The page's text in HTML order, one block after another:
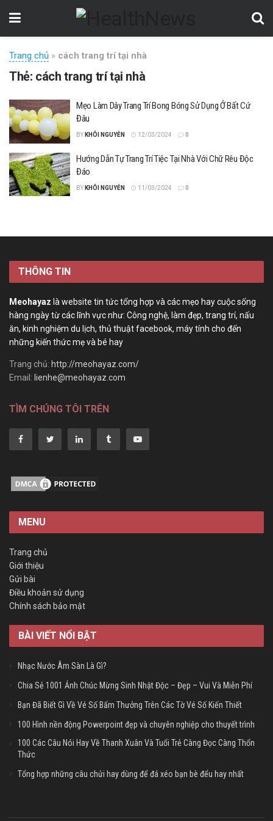
Trang chủ » cách trang trí tại nhà
Thẻ: cách trang trí tại nhà
Mẹo Làm Dây Trang Trí Bong Bóng Sử Dụng Ở Bất Cứ
Đâu
BY KHÔI NGUYỄN 12/03/2024 0
Hướng Dẫn Tự Trang Trí Tiệc Tại Nhà Với Chữ Rêu Độc
Đáo
BY KHÔI NGUYỄN 11/03/2024 0
THÔNG TIN
Meohayaz là website tin tức tổng hợp và các mẹo hay cuộc sống
hàng ngày từ các lĩnh vực như: Công nghệ, làm đẹp, trang trí, nấu
ăn, kinh nghiệm du lịch, thủ thuật facebook, máy tính cho đến
những kiến thức mẹ và bé hay
Trang chủ: http://meohayaz.com/
Email: lienhe@meohayaz.com
TÌM CHÚNG TÔI TRÊN
MENU
Trang chủ
Giới thiệu
Gửi bài
Điều khoản sử dụng
Chính sách bảo mật
BÀI VIẾT NỔI BẬT
Nhạc Nước Âm Sàn Là Gì?
Chia Sẻ 1001 Ảnh Chúc Mừng Sinh Nhật Độc – Đẹp – Vui Và Miễn Phí
Bạn Đã Biết Gì Về Vé Số Bấm Thưởng Trên Các Tờ Vé Số Kiến Thiết
100 Hình nền động Powerpoint đẹp và chuyên nghiệp cho thuyết trình
100 Các Câu Nói Hay Về Thanh Xuân Và Tuổi Trẻ Càng Đọc Càng Thổn
Thức
Tổng hợp những câu chửi hay dùng để đá xéo bạn bè đểu hay nhất